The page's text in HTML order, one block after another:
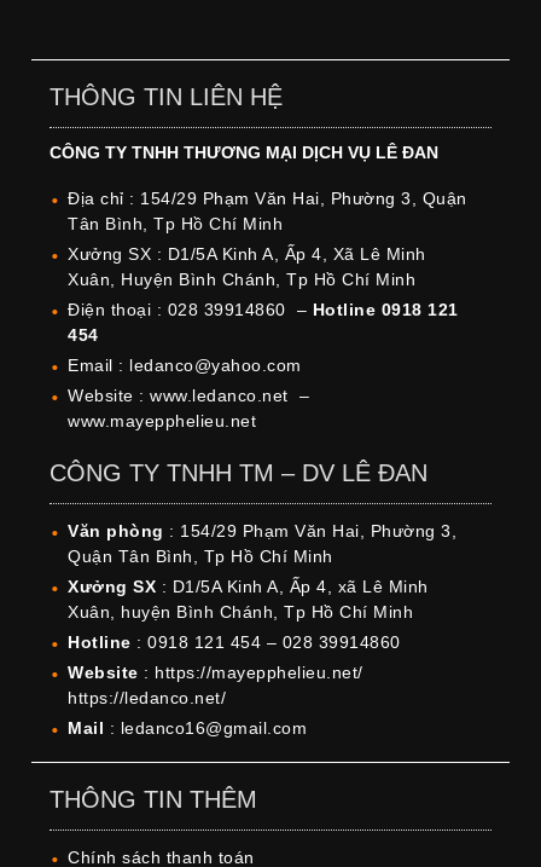
THÔNG TIN LIÊN HỆ
CÔNG TY TNHH THƯƠNG MẠI DỊCH VỤ LÊ ĐAN
Địa chỉ : 154/29 Phạm Văn Hai, Phường 3, Quận
Tân Bình, Tp Hồ Chí Minh
Xưởng SX : D1/5A Kinh A, Ấp 4, Xã Lê Minh
Xuân, Huyện Bình Chánh, Tp Hồ Chí Minh
Điện thoại : 028 39914860 – Hotline 0918 121
454
Email : ledanco@yahoo.com
Website : www.ledanco.net –
www.mayepphelieu.net
CÔNG TY TNHH TM – DV LÊ ĐAN
Văn phòng : 154/29 Phạm Văn Hai, Phường 3,
Quận Tân Bình, Tp Hồ Chí Minh
Xưởng SX : D1/5A Kinh A, Ấp 4, xã Lê Minh
Xuân, huyện Bình Chánh, Tp Hồ Chí Minh
Hotline : 0918 121 454 – 028 39914860
Website : https://mayepphelieu.net/
https://ledanco.net/
Mail : ledanco16@gmail.com
THÔNG TIN THÊM
Chính sách thanh toán